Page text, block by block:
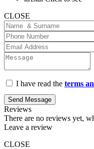
CLOSE
I have read the terms
Send Message
Reviews
There are no reviews yet,
Leave a review
CLOSE